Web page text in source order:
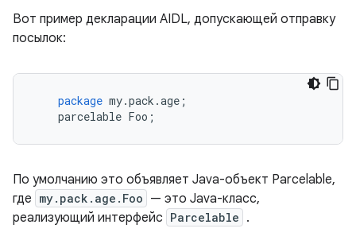
Вот пример декларации AIDL, допускающей отправку
посылок:
package my.pack .age ;
parcelable Foo ;
По умолчанию это объявляет Java-объект Parcelable,
где my.pack.age.Foo — это Java-класс,
реализующий интерфейс Parcelable .